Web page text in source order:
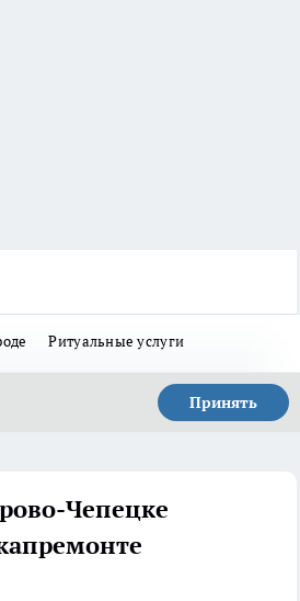
Ритуальные услуги
Принять
Чепецке